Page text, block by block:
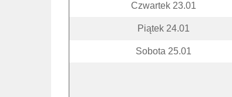
Czwartek 23.01
Piątek 24.01
Sobota 25.01